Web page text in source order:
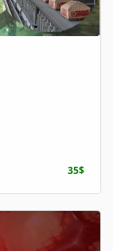
35$